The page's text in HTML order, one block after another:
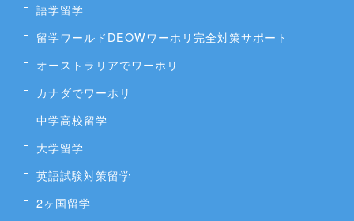
語学留学
留学ワールドDEOWワーホリ完全対策サポート
オーストラリアでワーホリ
カナダでワーホリ
中学高校留学
大学留学
英語試験対策留学
2ヶ国留学